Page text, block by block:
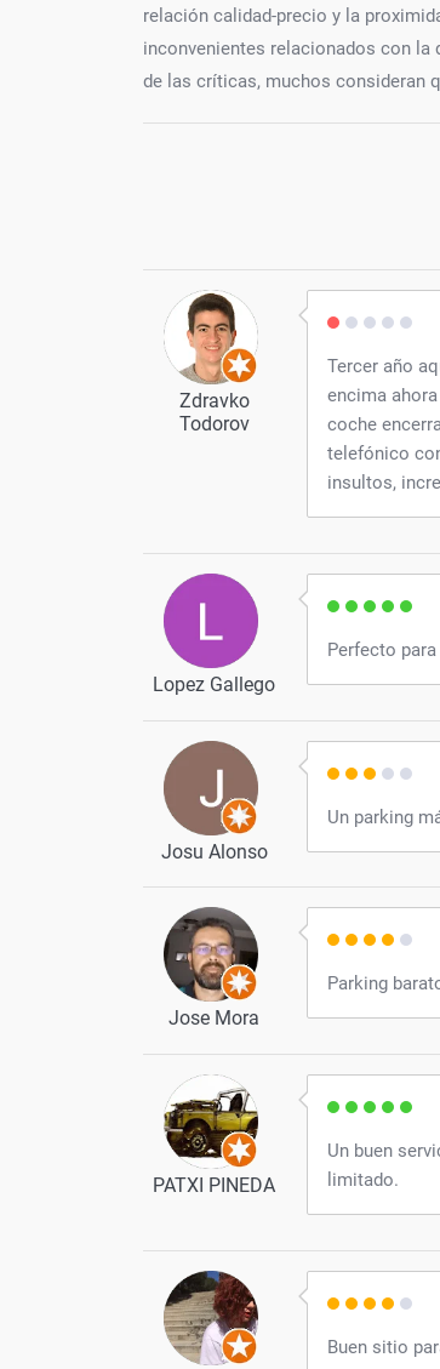
relación calidad-precio y la
inconvenientes relacionados con
de las críticas, muchos consideran
Zdravko
Todorov
Tercer año
encima
coche
telefónico
insultos,
Lopez Gallego
Perfecto
Josu Alonso
Un parking
Jose Mora
Parking
PATXI PINEDA
Un buen
limitado.
Buen sitio